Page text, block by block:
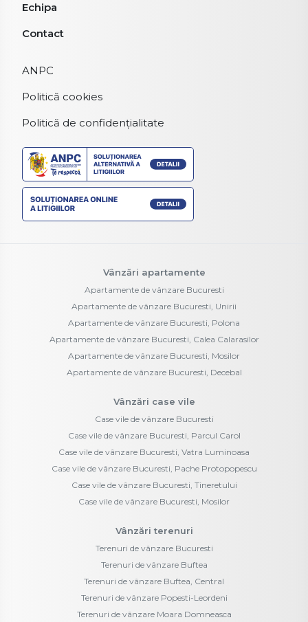
Echipa
Contact
ANPC
Politică cookies
Politică de confidențialitate
Vânzări apartamente
Apartamente de vânzare Bucuresti
Apartamente de vânzare Bucuresti, Unirii
Apartamente de vânzare Bucuresti, Polona
Apartamente de vânzare Bucuresti, Calea Calarasilor
Apartamente de vânzare Bucuresti, Mosilor
Apartamente de vânzare Bucuresti, Decebal
Vânzări case vile
Case vile de vânzare Bucuresti
Case vile de vânzare Bucuresti, Parcul Carol
Case vile de vânzare Bucuresti, Vatra Luminoasa
Case vile de vânzare Bucuresti, Pache Protopopescu
Case vile de vânzare Bucuresti, Tineretului
Case vile de vânzare Bucuresti, Mosilor
Vânzări terenuri
Terenuri de vânzare Bucuresti
Terenuri de vânzare Buftea
Terenuri de vânzare Buftea, Central
Terenuri de vânzare Popesti-Leordeni
Terenuri de vânzare Moara Domneasca